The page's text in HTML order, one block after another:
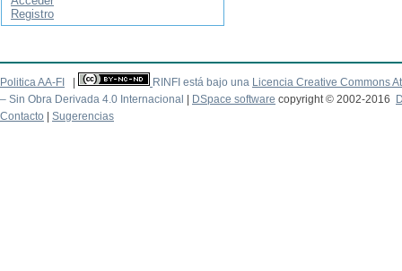
Registro
Politica AA-FI RINFI está bajo una Licencia Creative Commons
– Sin Obra Derivada 4.0 Internacional
DSpace software copyright © 2002-2016
Contacto
Sugerencias